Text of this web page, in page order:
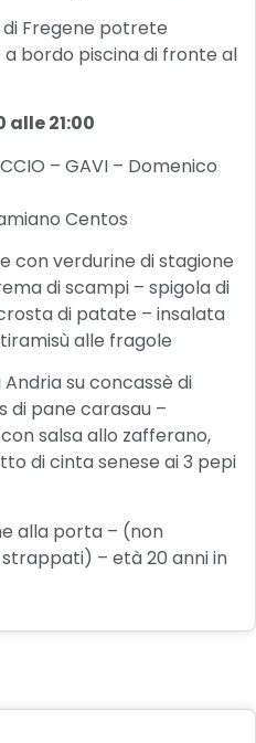
Fregene potrete
bordo piscina di fronte al
alle 21:00
– GAVI – Domenico
Centos
con verdurine di stagione
di scampi – spigola di
di patate – insalata
alle fragole
su concassè di
di pane carasau –
salsa allo zafferano,
di cinta senese ai 3 pepi
alla porta – (non
– età 20 anni in